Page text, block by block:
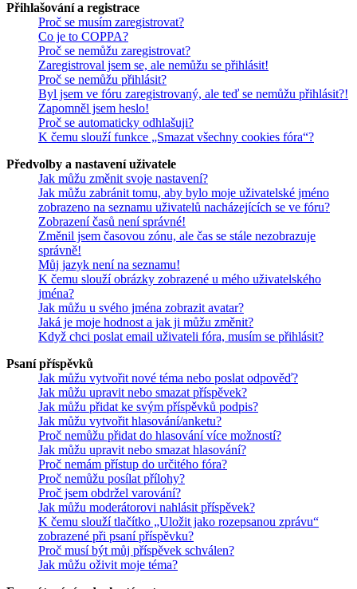
Přihlašování a registrace
Proč se musím zaregistrovat?
Co je to COPPA?
Proč se nemůžu zaregistrovat?
Zaregistroval jsem se, ale nemůžu se přihlásit!
Proč se nemůžu přihlásit?
Byl jsem ve fóru zaregistrovaný, ale teď se nemůžu přihlásit?!
Zapomněl jsem heslo!
Proč se automaticky odhlašuji?
K čemu slouží funkce „Smazat všechny cookies fóra“?
Předvolby a nastavení uživatele
Jak můžu změnit svoje nastavení?
Jak můžu zabránit tomu, aby bylo moje uživatelské jméno
zobrazeno na seznamu uživatelů nacházejících se ve fóru?
Zobrazení časů není správné!
Změnil jsem časovou zónu, ale čas se stále nezobrazuje
správně!
Můj jazyk není na seznamu!
K čemu slouží obrázky zobrazené u mého uživatelského
jména?
Jak můžu u svého jména zobrazit avatar?
Jaká je moje hodnost a jak ji můžu změnit?
Když chci poslat email uživateli fóra, musím se přihlásit?
Psaní příspěvků
Jak můžu vytvořit nové téma nebo poslat odpověď?
Jak můžu upravit nebo smazat příspěvek?
Jak můžu přidat ke svým příspěvků podpis?
Jak můžu vytvořit hlasování/anketu?
Proč nemůžu přidat do hlasování více možností?
Jak můžu upravit nebo smazat hlasování?
Proč nemám přístup do určitého fóra?
Proč nemůžu posílat přílohy?
Proč jsem obdržel varování?
Jak můžu moderátorovi nahlásit příspěvek?
K čemu slouží tlačítko „Uložit jako rozepsanou zprávu“
zobrazené při psaní příspěvku?
Proč musí být můj příspěvek schválen?
Jak můžu oživit moje téma?